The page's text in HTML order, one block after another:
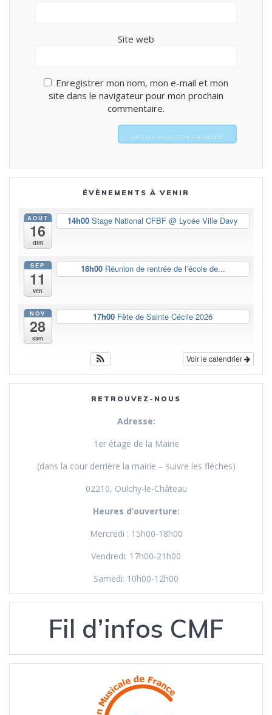
Site web
Enregistrer mon nom, mon e-mail et mon
site dans le navigateur pour mon prochain
commentaire.
ÉVÈNEMENTS À VENIR
AOÛT
16
dim
14h00Stage National CFBF@ Lycée Ville Davy
SEP
11
ven
18h00 Réunion de rentrée de l’école de...
NOV
28
sam
17h00 Fête de Sainte Cécile 2026
Voir le calendrier
RETROUVEZ-NOUS
Adresse:
1er étage de la Mairie
(dans la cour derrière la mairie – suivre les flèches)
02210, Oulchy-le-Château
Heures d’ouverture:
Mercredi : 15h00-18h00
Vendredi: 17h00-21h00
Samedi: 10h00-12h00
Fil d’infos CMF